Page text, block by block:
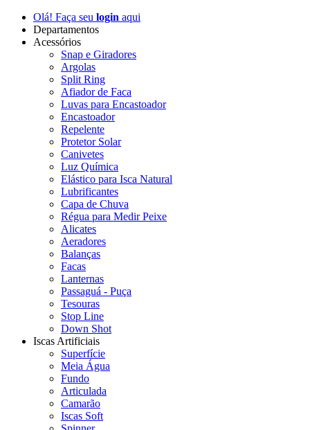
Olá! Faça seu login aqui
Departamentos
Acessórios
Snap e Giradores
Argolas
Split Ring
Afiador de Faca
Luvas para Encastoador
Encastoador
Repelente
Protetor Solar
Canivetes
Luz Química
Elástico para Isca Natural
Lubrificantes
Capa de Chuva
Régua para Medir Peixe
Alicates
Aeradores
Balanças
Facas
Lanternas
Passaguá - Puça
Tesouras
Stop Line
Down Shot
Iscas Artificiais
Superfície
Meia Água
Fundo
Articulada
Camarão
Iscas Soft